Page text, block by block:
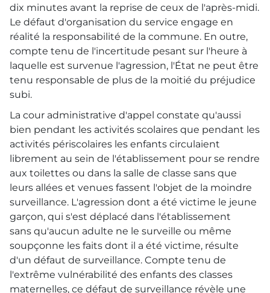
dix minutes avant la reprise de ceux de l'après-midi.
Le défaut d'organisation du service engage en
réalité la responsabilité de la commune. En outre,
compte tenu de l'incertitude pesant sur l'heure à
laquelle est survenue l'agression, l'État ne peut être
tenu responsable de plus de la moitié du préjudice
subi.
La cour administrative d'appel constate qu'aussi
bien pendant les activités scolaires que pendant les
activités périscolaires les enfants circulaient
librement au sein de l'établissement pour se rendre
aux toilettes ou dans la salle de classe sans que
leurs allées et venues fassent l'objet de la moindre
surveillance. L'agression dont a été victime le jeune
garçon, qui s'est déplacé dans l'établissement
sans qu'aucun adulte ne le surveille ou même
soupçonne les faits dont il a été victime, résulte
d'un défaut de surveillance. Compte tenu de
l'extrême vulnérabilité des enfants des classes
maternelles, ce défaut de surveillance révèle une